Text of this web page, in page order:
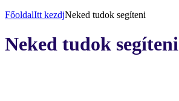
FőoldalItt kezdjNeked tudok segíteni
Neked tudok segíteni